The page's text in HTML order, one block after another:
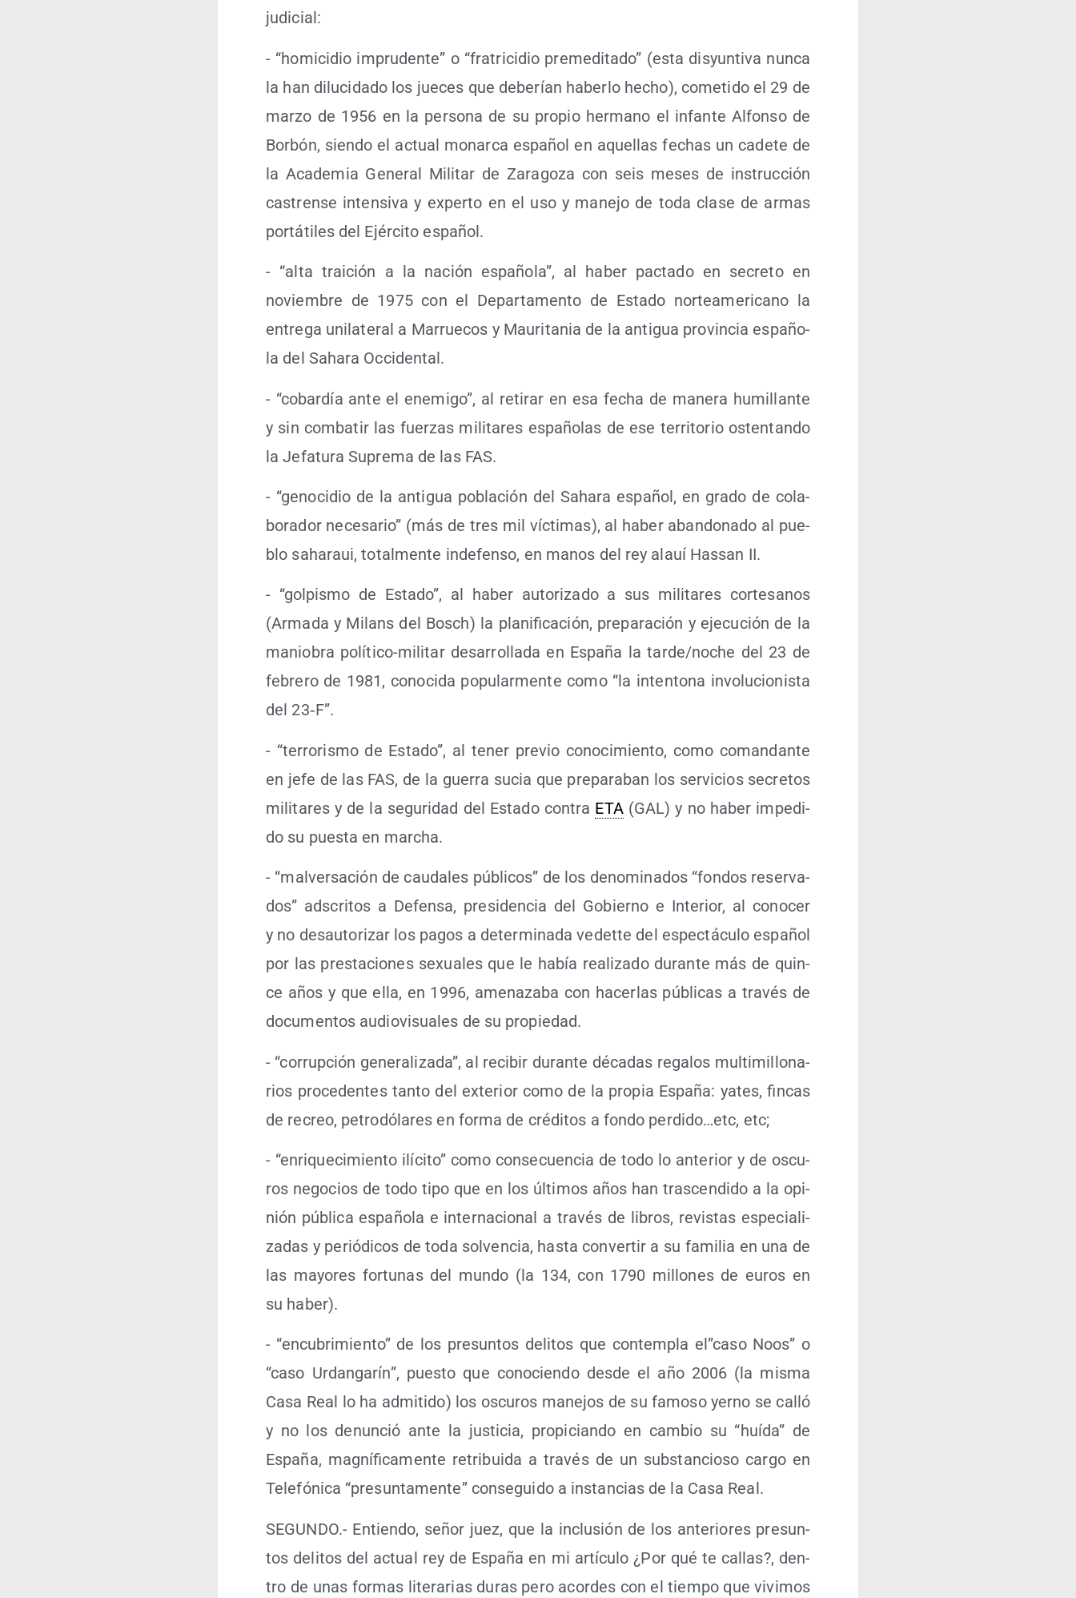
judicial:
- “homi­ci­dio impru­den­te” o “fra­tri­ci­dio pre­me­di­ta­do” (esta dis­yun­ti­va nun­ca
la han dilu­ci­da­do los jue­ces que debe­rían haber­lo hecho), come­ti­do el 29 de
mar­zo de 1956 en la per­so­na de su pro­pio her­mano el infan­te Alfon­so de
Bor­bón, sien­do el actual monar­ca espa­ñol en aque­llas fechas un cade­te de
la Aca­de­mia Gene­ral Mili­tar de Zara­go­za con seis meses de ins­truc­ción
cas­tren­se inten­si­va y exper­to en el uso y mane­jo de toda cla­se de armas
por­tá­ti­les del Ejér­ci­to español.
- “alta trai­ción a la nación espa­ño­la”, al haber pac­ta­do en secre­to en
noviem­bre de 1975 con el Depar­ta­men­to de Esta­do nor­te­ame­ri­cano la
entre­ga uni­la­te­ral a Marrue­cos y Mau­ri­ta­nia de la anti­gua pro­vin­cia espa­ño­
la del Saha­ra Occidental.
- “cobar­día ante el enemi­go”, al reti­rar en esa fecha de mane­ra humi­llan­te
y sin com­ba­tir las fuer­zas mili­ta­res espa­ño­las de ese terri­to­rio osten­tan­do
la Jefa­tu­ra Supre­ma de las FAS.
- “geno­ci­dio de la anti­gua pobla­ción del Saha­ra espa­ñol, en gra­do de cola­
bo­ra­dor nece­sa­rio” (más de tres mil víc­ti­mas), al haber aban­do­na­do al pue­
blo saha­raui, total­men­te inde­fen­so, en manos del rey alauí Has­san II.
- “gol­pis­mo de Esta­do”, al haber auto­ri­za­do a sus mili­ta­res cor­te­sa­nos
(Arma­da y Milans del Bosch) la pla­ni­fi­ca­ción, pre­pa­ra­ción y eje­cu­ción de la
manio­bra polí­ti­co-mili­tar desa­rro­lla­da en Espa­ña la tarde/​noche del 23 de
febre­ro de 1981, cono­ci­da popu­lar­men­te como “la inten­to­na invo­lu­cio­nis­ta
del 23‑F”.
- “terro­ris­mo de Esta­do”, al tener pre­vio cono­ci­mien­to, como coman­dan­te
en jefe de las FAS, de la gue­rra sucia que pre­pa­ra­ban los ser­vi­cios secre­tos
mili­ta­res y de la segu­ri­dad del Esta­do con­tra ETA(GAL) y no haber impe­di­
do su pues­ta en marcha.
- “mal­ver­sa­ción de cau­da­les públi­cos” de los deno­mi­na­dos “fon­dos reser­va­
dos” ads­cri­tos a Defen­sa, pre­si­den­cia del Gobierno e Inte­rior, al cono­cer
y no des­au­to­ri­zar los pagos a deter­mi­na­da vedet­te del espec­tácu­lo espa­ñol
por las pres­ta­cio­nes sexua­les que le había rea­li­za­do duran­te más de quin­
ce años y que ella, en 1996, ame­na­za­ba con hacer­las públi­cas a tra­vés de
docu­men­tos audio­vi­sua­les de su propiedad.
- “corrup­ción gene­ra­li­za­da”, al reci­bir duran­te déca­das rega­los mul­ti­mi­llo­na­
rios pro­ce­den­tes tan­to del exte­rior como de la pro­pia Espa­ña: yates, fin­cas
de recreo, petro­dó­la­res en for­ma de cré­di­tos a fon­do perdido…etc, etc;
- “enri­que­ci­mien­to ilí­ci­to” como con­se­cuen­cia de todo lo ante­rior y de oscu­
ros nego­cios de todo tipo que en los últi­mos años han tras­cen­di­do a la opi­
nión públi­ca espa­ño­la e inter­na­cio­nal a tra­vés de libros, revis­tas espe­cia­li­
za­das y perió­di­cos de toda sol­ven­cia, has­ta con­ver­tir a su fami­lia en una de
las mayo­res for­tu­nas del mun­do (la 134, con 1790 millo­nes de euros en
su haber).
- “encu­bri­mien­to” de los pre­sun­tos deli­tos que con­tem­pla el”caso Noos” o
“caso Urdan­ga­rín”, pues­to que cono­cien­do des­de el año 2006 (la mis­ma
Casa Real lo ha admi­ti­do) los oscu­ros mane­jos de su famo­so yerno se calló
y no los denun­ció ante la jus­ti­cia, pro­pi­cian­do en cam­bio su “huí­da” de
Espa­ña, mag­ní­fi­ca­men­te retri­bui­da a tra­vés de un subs­tan­cio­so car­go en
Tele­fó­ni­ca “pre­sun­ta­men­te” con­se­gui­do a ins­tan­cias de la Casa Real.
SEGUNDO.- Entien­do, señor juez, que la inclu­sión de los ante­rio­res pre­sun­
tos deli­tos del actual rey de Espa­ña en mi artícu­lo ¿Por qué te callas?, den­
tro de unas for­mas lite­ra­rias duras pero acor­des con el tiem­po que vivi­mos